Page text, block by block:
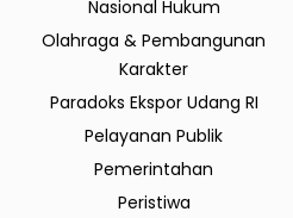
Nasional Hukum
Olahraga & Pembangunan
Karakter
Paradoks Ekspor Udang RI
Pelayanan Publik
Pemerintahan
Peristiwa